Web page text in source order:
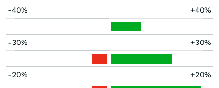
-40% +40%
-30% +30%
-20% +20%